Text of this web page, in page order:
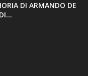
DI ARMANDO DE